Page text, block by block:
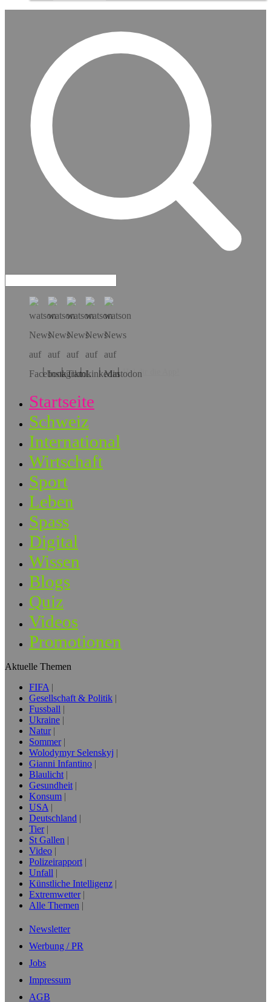
Hol dir die App!
Startseite
Schweiz
International
Wirtschaft
Sport
Leben
Spass
Digital
Wissen
Blogs
Quiz
Videos
Promotionen
Aktuelle Themen
FIFA
Gesellschaft & Politik
Fussball
Ukraine
Natur
Sommer
Wolodymyr Selenskyj
Gianni Infantino
Blaulicht
Gesundheit
Konsum
USA
Deutschland
Tier
St Gallen
Video
Polizeirapport
Unfall
Künstliche Intelligenz
Extremwetter
Alle Themen
Newsletter
Werbung / PR
Jobs
Impressum
AGB